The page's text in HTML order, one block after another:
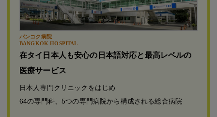
バンコク病院
BANGKOK HOSPITAL
在タイ日本人も安心の日本語対応と最高レベルの
医療サービス
日本人専門クリニックをはじめ
64の専門科、5つの専門病院から構成される総合病院